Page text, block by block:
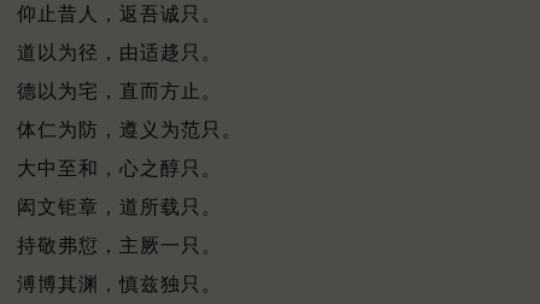
仰止昔人，返吾诚只。
道以为径，由适趍只。
德以为宅，直而方止。
体仁为防，遵义为范只。
大中至和，心之醇只。
闳文钜章，道所载只。
持敬弗愆，主厥一只。
溥博其渊，慎兹独只。